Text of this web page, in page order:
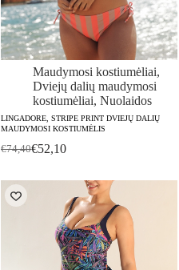
Maudymosi kostiumėliai,
Dviejų dalių maudymosi
kostiumėliai, Nuolaidos
LINGADORE, STRIPE PRINT DVIEJŲ DALIŲ
MAUDYMOSI KOSTIUMĖLIS
€74,40Original
was:
€74,40.
€52,10
Current
is:
€52,10.